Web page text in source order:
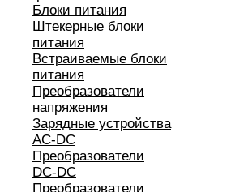
Блоки питания
Штекерные блоки
питания
Встраиваемые блоки
питания
Преобразователи
напряжения
Зарядные устройства
AC-DC
Преобразователи
DC-DC
Преобразователи